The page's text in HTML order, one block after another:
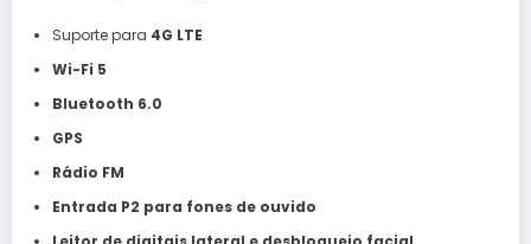
Suporte para 4G LTE
Wi-Fi 5
Bluetooth 6.0
GPS
Rádio FM
Entrada P2 para fones de ouvido